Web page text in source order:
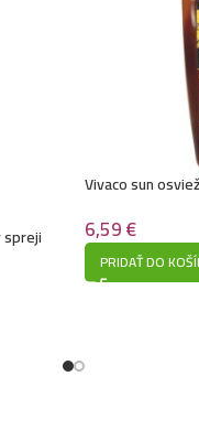
spreji
Vivaco sun
6,59€
PRIDAŤ DO